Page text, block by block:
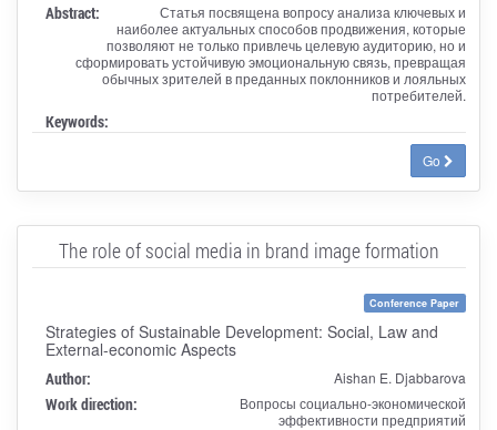
Abstract:
Статья посвящена вопросу анализа ключевых и
наиболее актуальных способов продвижения, которые
позволяют не только привлечь целевую аудиторию, но и
сформировать устойчивую эмоциональную связь, превращая
обычных зрителей в преданных поклонников и лояльных
потребителей.
Keywords:
Go
The role of social media in brand image formation
Conference Paper
Strategies of Sustainable Development: Social, Law and
External-economic Aspects
Author: Aishan E. Djabbarova
Work direction:
Вопросы социально-экономической
эффективности предприятий